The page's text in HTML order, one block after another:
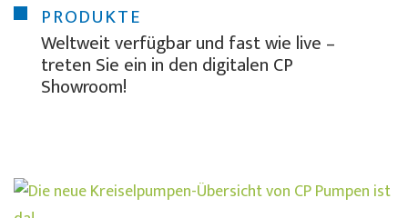
PRODUKTE
Weltweit verfügbar und fast wie live –
treten Sie ein in den digitalen CP
Showroom!